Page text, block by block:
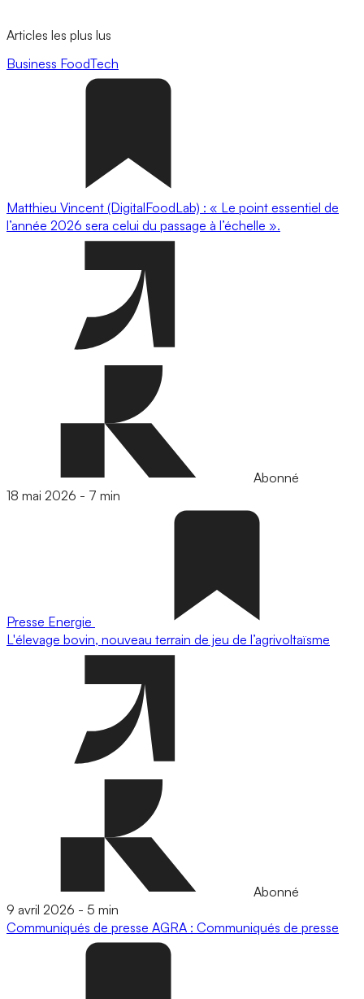
Articles les plus lus
Business FoodTech
Matthieu Vincent (DigitalFoodLab) : « Le point essentiel de
l’année 2026 sera celui du passage à l’échelle ».
Abonné
18 mai 2026 - 7 min
Presse Energie
L'élevage bovin, nouveau terrain de jeu de l’agrivoltaïsme
Abonné
9 avril 2026 - 5 min
Communiqués de presse AGRA : Communiqués de presse